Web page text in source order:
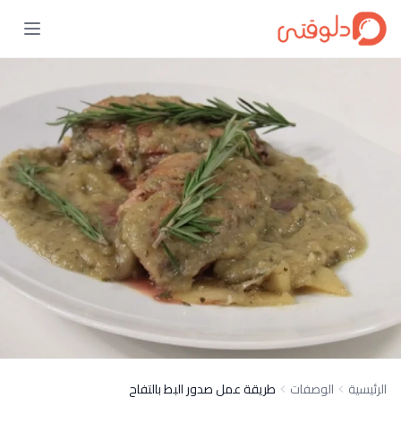
الرئيسية الوصفات طريقة عمل صدور البط بالتفاح